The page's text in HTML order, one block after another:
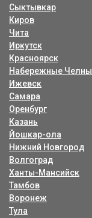
Сыктывкар
Киров
Чита
Иркутск
Красноярск
Набережные Челны
Ижевск
Самара
Оренбург
Казань
Йошкар-ола
Нижний Новгород
Волгоград
Ханты-Мансийск
Тамбов
Воронеж
Тула